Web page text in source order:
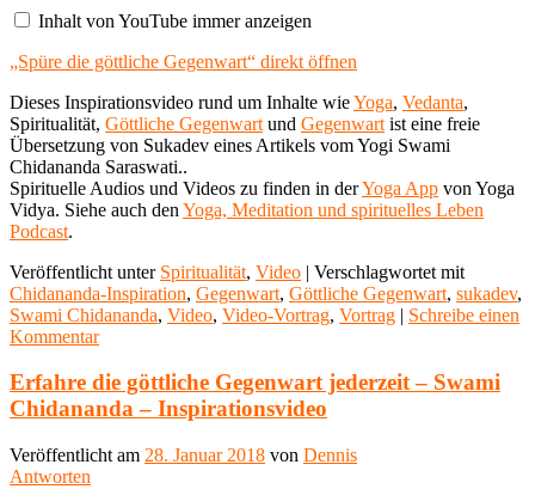
von
anzeigen
Inhalt von YouTube immer anzeigen
„Spüre die göttliche Gegenwart“ direkt öffnen
Dieses Inspirationsvideo rund um Inhalte wieYoga, Vedanta,
Spiritualität, Göttliche Gegenwart und Gegenwart ist eine freie
Übersetzung von Sukadev eines Artikels vom Yogi Swami
Chidananda Saraswati..
Spirituelle Audios und Videos zu finden in derYoga App von Yoga
Vidya. Siehe auch den Yoga, Meditation und spirituelles Leben
Podcast.
Veröffentlicht unter Spiritualität, Video | Verschlagwortet mit
Chidananda-Inspiration, Gegenwart, Göttliche Gegenwart, sukadev,
Swami Chidananda, Video, Video-Vortrag, Vortrag | Schreibe einen
Kommentar
Erfahre die göttliche Gegenwart jederzeit – Swami
Chidananda – Inspirationsvideo
Veröffentlicht am 28. Januar 2018 von Dennis
Antworten